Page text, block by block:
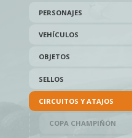
PERSONAJES
VEHÍCULOS
OBJETOS
SELLOS
CIRCUITOS Y ATAJOS
COPA CHAMPIÑÓN